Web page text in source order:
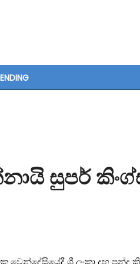
සුපර්
වෙන්දේසියේදී ශ්‍රී ලංකා දඟ